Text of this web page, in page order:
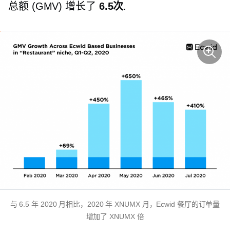
总额 (GMV) 增长了 6.5次.
与 6.5 年 2020 月相比，2020 年 XNUMX 月，Ecwid 餐厅的订单量
增加了 XNUMX 倍